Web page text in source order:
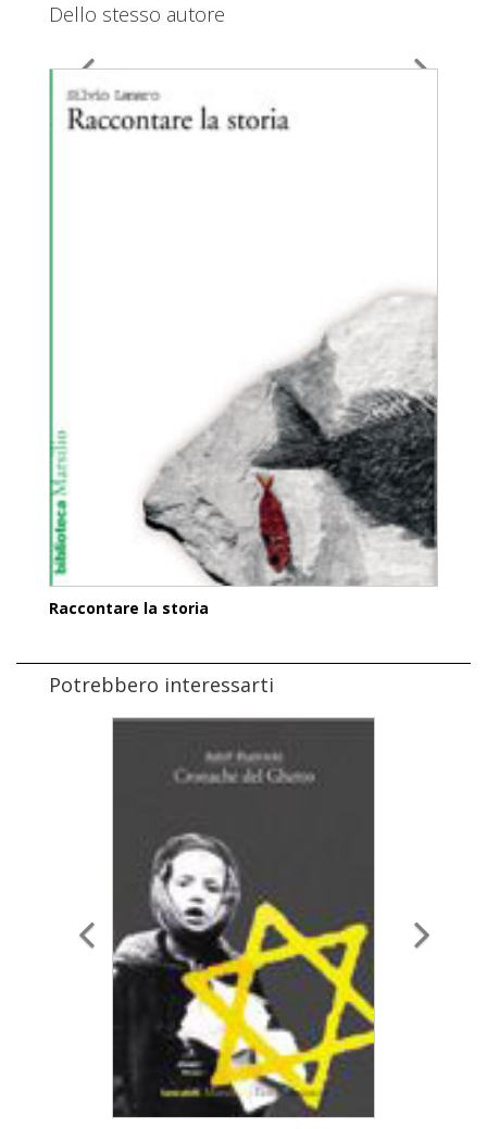
Dello stesso autore
Raccontare la storia
Potrebbero interessarti